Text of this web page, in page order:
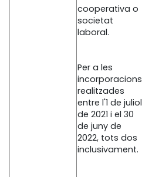
cooperativa o
societat
laboral.
Per a les
incorporacions
realitzades
entre l'1 de juliol
de 2021 i el 30
de juny de
2022, tots dos
inclusivament.